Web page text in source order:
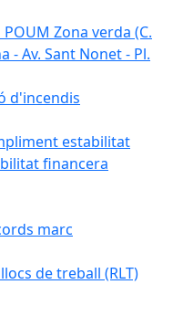
Zona verda (C.
- Av. Sant Nonet - Pl.
d'incendis
estabilitat
financera
marc
de treball (RLT)